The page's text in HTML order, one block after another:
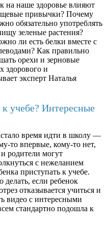
на наше здоровье влияют
привычки? Почему
обязательно употреблять
зеленые растения?
ли есть белки вместе с
Как правильно
орехи и зерновые
здорового и
эксперт Наталья
учебе? Интересные
время идти в школу —
то впервые, кому-то нет,
родители могут
с нежеланием
приступать к учебе.
делать, если ребенок
отказывается учиться и
видео с интересными
стандартно подошла к